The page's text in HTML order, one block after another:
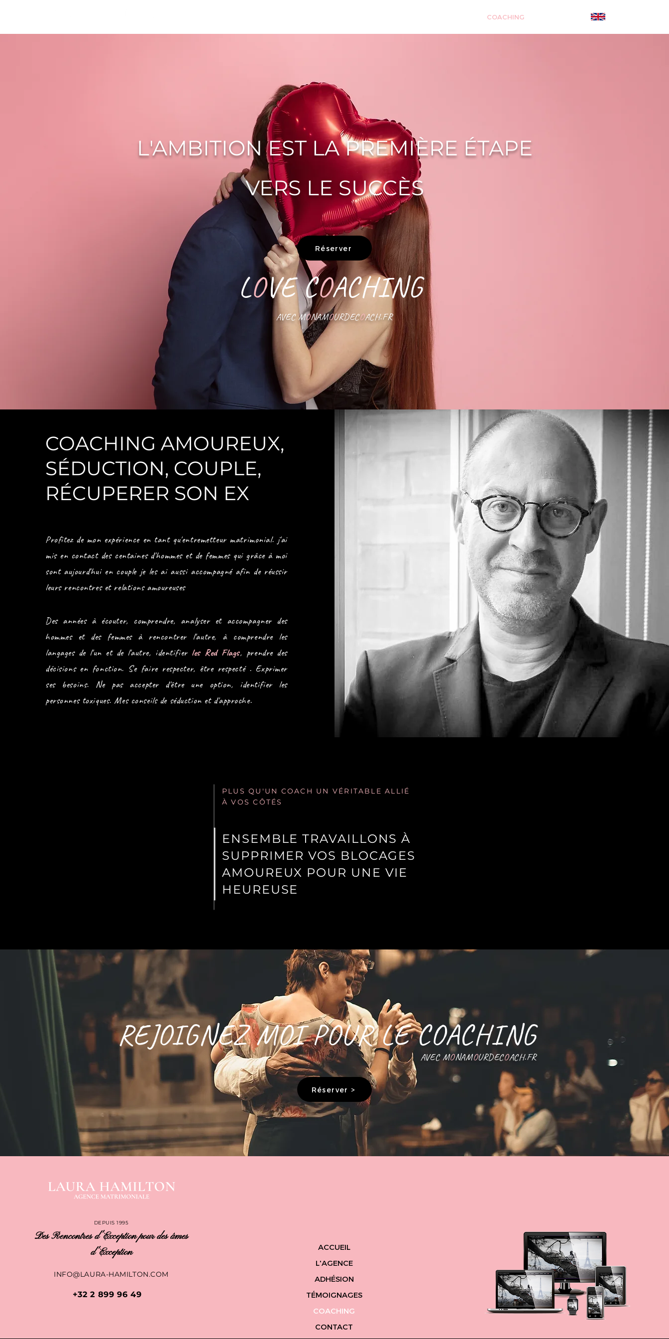
COACHING
L'AMBITION EST LA PREMIÈRE ÉTAPE
VERS LE SUCCÈS
Réserver
LOVE COACHING
AVEC MONAMOURDECOACH.FR
COACHING AMOUREUX,
SÉDUCTION, COUPLE,
RÉCUPERER SON EX
Profitez de mon expérience en tant qu'entremetteur matrimonial. j'ai
mis en contact des centaines d'hommes et de femmes qui grâce à moi
sont aujourd'hui en couple je les ai aussi accompagné afin de réussir
leurs rencontres et relations amoureuses
Des années à écouter, comprendre, analyser et accompagner des
hommes et des femmes à rencontrer l'autre, à comprendre les
langages de l'un et de l'autre, identifier les Red Flags, prendre des
décisions en fonction. Se faire respecter, être respecté . Exprimer
ses besoins. Ne pas accepter d'être une option, identifier les
personnes toxiques. Mes conseils de séduction et d'approche.
PLUS QU'UN COACH UN VÉRITABLE ALLIÉ
À VOS CÔTÉS
ENSEMBLE TRAVAILLONS À
SUPPRIMER VOS BLOCAGES
AMOUREUX POUR UNE VIE
HEUREUSE
REJOIGNEZ MOI POUR LE COACHING
AVEC MONAMOURDECOACH.FR
Réserver >
DEPUIS 1995
Des Rencontres d'Exception pour des âmes
d'Exception
INFO@LAURA-HAMILTON.COM
+32 2 899 96 49
ACCUEIL
L'AGENCE
ADHÉSION
TÉMOIGNAGES
COACHING
CONTACT